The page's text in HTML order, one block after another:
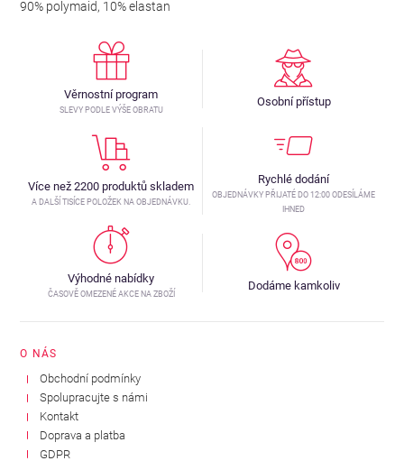
90% polymaid, 10% elastan
Věrnostní program
SLEVY PODLE VÝŠE OBRATU
Osobní přístup
Více než 2200 produktů skladem
A DALŠÍ TISÍCE POLOŽEK NA OBJEDNÁVKU.
Rychlé dodání
OBJEDNÁVKY PŘIJATÉ DO 12:00 ODESÍLÁME
IHNED
Výhodné nabídky
ČASOVĚ OMEZENÉ AKCE NA ZBOŽÍ
Dodáme kamkoliv
O NÁS
Obchodní podmínky
Spolupracujte s námi
Kontakt
Doprava a platba
GDPR